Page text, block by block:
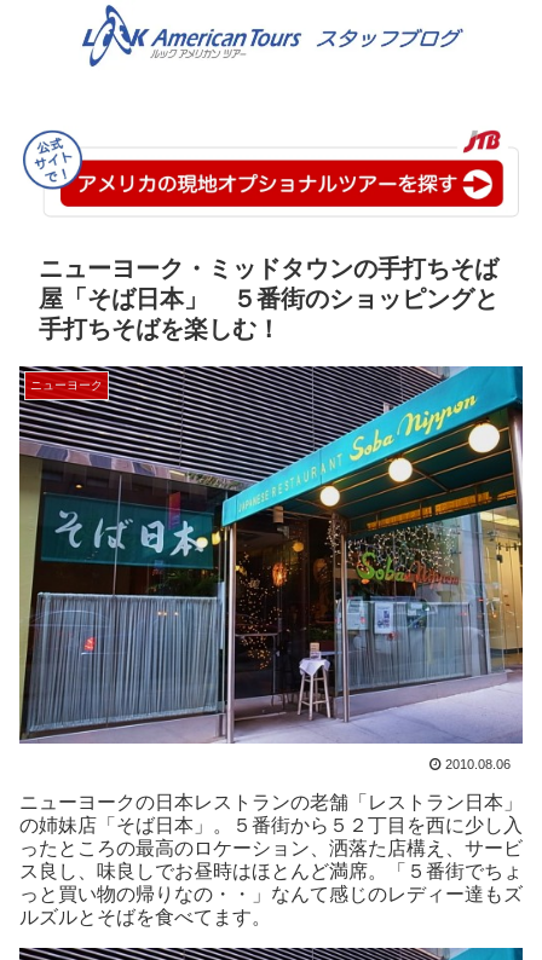
ニューヨーク・ミッドタウンの手打ちそば
屋「そば日本」 ５番街のショッピングと
手打ちそばを楽しむ！
ニューヨーク
2010.08.06
ニューヨークの日本レストランの老舗「レストラン日本」
の姉妹店「そば日本」。５番街から５２丁目を西に少し入
ったところの最高のロケーション、洒落た店構え、サービ
ス良し、味良しでお昼時はほとんど満席。「５番街でちょ
っと買い物の帰りなの・・」なんて感じのレディー達もズ
ルズルとそばを食べてます。